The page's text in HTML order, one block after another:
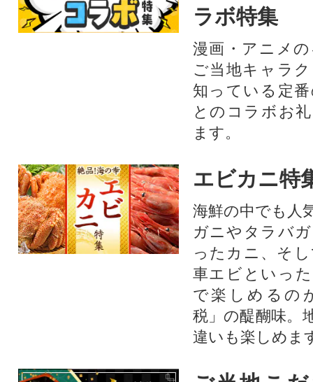
ラボ特集
漫画・アニメ
ご当地キャラ
知っている定
とのコラボお
ます。​
エビカニ特
海鮮の中でも人
ガニやタラバ
ったカニ、そ
車エビといっ
で楽しめるの
税」の醍醐味。
違いも楽しめま